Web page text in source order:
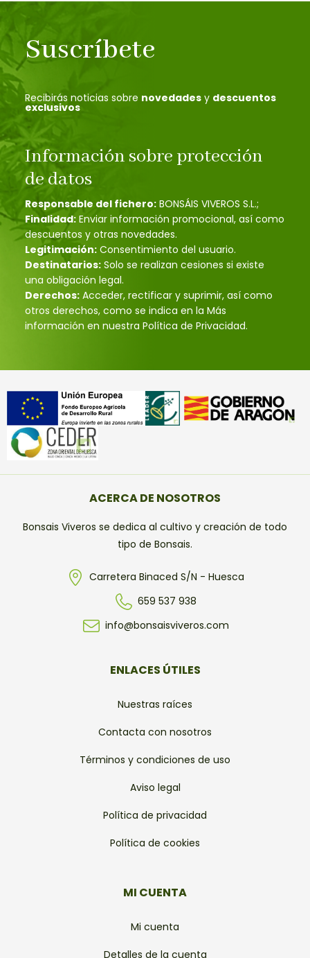
Suscríbete
Recibirás noticias sobre novedades y descuentos
exclusivos
Información sobre protección
de datos
Responsable del fichero: BONSÁIS VIVEROS S.L.;
Finalidad: Enviar información promocional, así como
descuentos y otras novedades.
Legitimación: Consentimiento del usuario.
Destinatarios: Solo se realizan cesiones si existe
una obligación legal.
Derechos: Acceder, rectificar y suprimir, así como
otros derechos, como se indica en la Más
información en nuestra Política de Privacidad.
ACERCA DE NOSOTROS
Bonsais Viveros se dedica al cultivo y creación de todo
tipo de Bonsais.
Carretera Binaced S/N - Huesca
659 537 938
info@bonsaisviveros.com
ENLACES ÚTILES
Nuestras raíces
Contacta con nosotros
Términos y condiciones de uso
Aviso legal
Política de privacidad
Política de cookies
MI CUENTA
Mi cuenta
Detalles de la cuenta